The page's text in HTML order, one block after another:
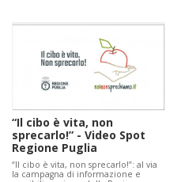
“Il cibo è vita, non
sprecarlo!” - Video Spot
Regione Puglia
“Il cibo è vita, non sprecarlo!”: al via
la campagna di informazione e